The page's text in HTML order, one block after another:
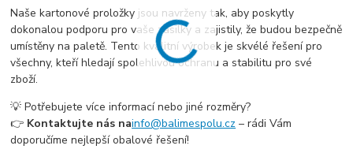
Naše kartonové proložky jsou navrženy tak, aby poskytly
dokonalou podporu pro vaše zásilky a zajistily, že budou bezpečně
umístěny na paletě. Tento kvalitní výrobek je skvélé řešení pro
všechny, kteří hledají spolehlivou ochranu a stabilitu pro své
zboží.
💡 Potřebujete více informací nebo jiné rozměry?
👉 Kontaktujte nás nainfo@balimespolu.cz – rádi Vám
doporučíme nejlepší obalové řešení!